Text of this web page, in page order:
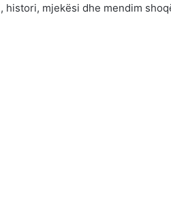
histori, mjekësi dhe mendim